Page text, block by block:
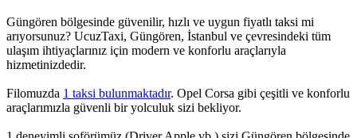
Güngören bölgesinde güvenilir, hızlı ve uygun fiyatlı taksi mi
arıyorsunuz? UcuzTaxi, Güngören, İstanbul ve çevresindeki tüm
ulaşım ihtiyaçlarınız için modern ve konforlu araçlarıyla
hizmetinizdedir.
Filomuzda 1 taksi bulunmaktadır. Opel Corsa gibi çeşitli ve konforlu
araçlarımızla güvenli bir yolculuk sizi bekliyor.